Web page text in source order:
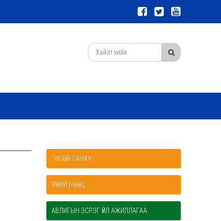
ТӨСӨВ САНХҮҮ
ХҮНИЙ НӨӨЦ
АВЛИГЫН ЭСРЭГ ҮЙЛ АЖИЛЛАГАА